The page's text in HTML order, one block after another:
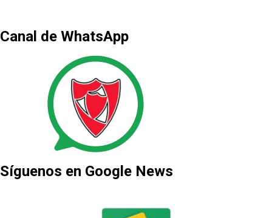
Canal de WhatsApp
Síguenos en Google News